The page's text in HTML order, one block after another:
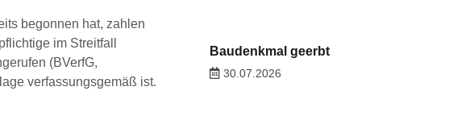
begonnen hat, zahlen
im Streitfall
(BVerfG,
verfassungsgemäß ist.
Baudenkmal geerbt
30.07.2026